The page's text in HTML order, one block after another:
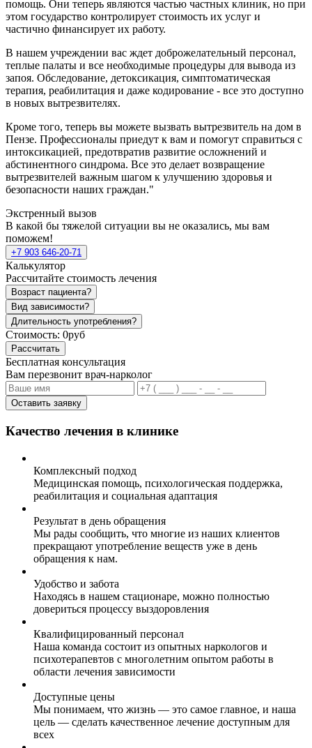
помощь. Они теперь являются частью частных клиник, но при
этом государство контролирует стоимость их услуг и
частично финансирует их работу.
В нашем учреждении вас ждет доброжелательный персонал,
теплые палаты и все необходимые процедуры для вывода из
запоя. Обследование, детоксикация, симптоматическая
терапия, реабилитация и даже кодирование - все это доступно
в новых вытрезвителях.
Кроме того, теперь вы можете вызвать вытрезвитель на дом в
Пензе. Профессионалы приедут к вам и помогут справиться с
интоксикацией, предотвратив развитие осложнений и
абстинентного синдрома. Все это делает возвращение
вытрезвителей важным шагом к улучшению здоровья и
безопасности наших граждан."
Экстренный вызов
В какой бы тяжелой ситуации вы не оказались, мы вам
поможем!
+7 903 646-20-71
Калькулятор
Рассчитайте стоимость лечения
Возраст пациента?
Вид зависимости?
Длительность употребления?
Стоимость: 0руб
Рассчитать
Бесплатная консультация
Вам перезвонит врач-нарколог
Оставить заявку
Качество лечения в клинике
Комплексный подход
Медицинская помощь, психологическая поддержка,
реабилитация и социальная адаптация
Результат в день обращения
Мы рады сообщить, что многие из наших клиентов
прекращают употребление веществ уже в день
обращения к нам.
Удобство и забота
Находясь в нашем стационаре, можно полностью
довериться процессу выздоровления
Квалифицированный персонал
Наша команда состоит из опытных наркологов и
психотерапевтов с многолетним опытом работы в
области лечения зависимости
Доступные цены
Мы понимаем, что жизнь — это самое главное, и наша
цель — сделать качественное лечение доступным для
всех